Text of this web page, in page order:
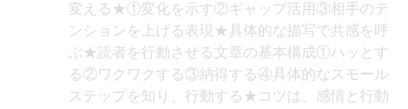
変える★①変化を示す②ギャップ活用③相手のテ
ンションを上げる表現★具体的な描写で共感を呼
ぶ★読者を行動させる文章の基本構成①ハッとす
る②ワクワクする③納得する④具体的なスモール
ステップを知り、行動する★コツは、感情と行動